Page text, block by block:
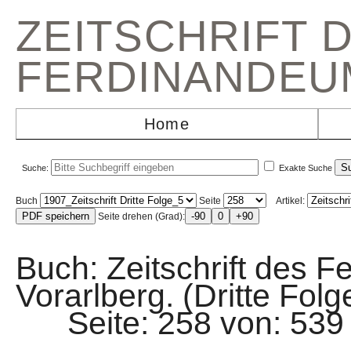
ZEITSCHRIFT
Home
Suche: Exakte Suche
Buch Seite
Artikel:
Seite drehen (Grad):
Buch: Zeitschrift des
Vorarlberg. (Dritte
Seite: 258 von: